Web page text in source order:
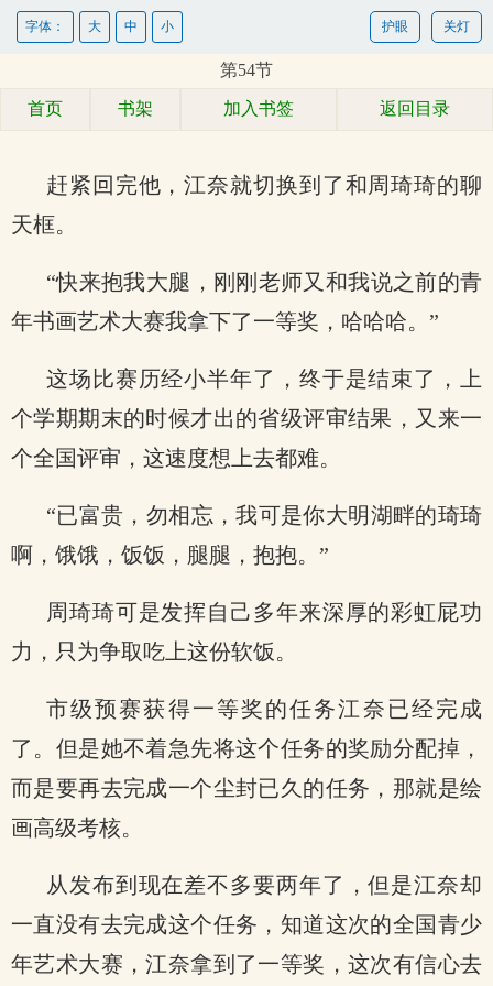
关灯
护眼
字体： 大 中 小
第54节
首页 书架 加入书签 返回目录
赶紧回完他，江奈就切换到了和周琦琦的聊
天框。
“快来抱我大腿，刚刚老师又和我说之前的青
年书画艺术大赛我拿下了一等奖，哈哈哈。”
这场比赛历经小半年了，终于是结束了，上
个学期期末的时候才出的省级评审结果，又来一
个全国评审，这速度想上去都难。
“已富贵，勿相忘，我可是你大明湖畔的琦琦
啊，饿饿，饭饭，腿腿，抱抱。”
周琦琦可是发挥自己多年来深厚的彩虹屁功
力，只为争取吃上这份软饭。
市级预赛获得一等奖的任务江奈已经完成
了。但是她不着急先将这个任务的奖励分配掉，
而是要再去完成一个尘封已久的任务，那就是绘
画高级考核。
从发布到现在差不多要两年了，但是江奈却
一直没有去完成这个任务，知道这次的全国青少
年艺术大赛，江奈拿到了一等奖，这次有信心去